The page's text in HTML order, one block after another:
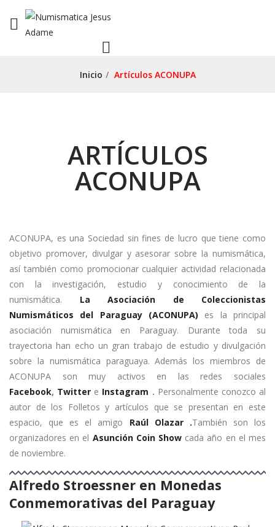
Inicio / Artículos ACONUPA
ARTÍCULOS
ACONUPA
ACONUPA, es una Sociedad sin fines de lucro que tiene como
objetivo promover, divulgar y asesorar sobre la numismática,
así también como promocionar cualquier actividad relacionada
con la investigación, estudio y conocimiento de la
numismática. La Asociación de Coleccionistas
Numismáticos del Paraguay (ACONUPA) es la principal
asociación numismática en Paraguay. Durante toda su
trayectoria han echo un gran trabajo de estudio y divulgación
sobre la numismática paraguaya. Además los miembros de
ACONUPA son muy activos en las redes sociales
Facebook, Twitter e Instagram . Personalmente conozco al
autor de los Folletos y artículos que se presentan en este
espacio, que es el amigo Raúl Olazar .También son los
organizadores en el Asunción Coin Show cada año en el mes
de noviembre.
Alfredo Stroessner en Monedas
Conmemorativas del Paraguay